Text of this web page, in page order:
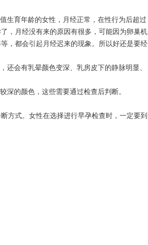
育年龄的女性，月经正常，在性行为后超过
，月经没有来的原因有很多，可能因为卵巢机
，都会引起月经迟来的现象。所以好还是要经
会有乳晕颜色变深、乳房皮下的静脉明显、
的颜色，这些需要通过检查后判断。
式。女性在选择进行早孕检查时，一定要到